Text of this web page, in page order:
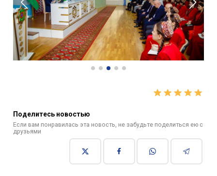
Поделитесь новостью
Если вам понравилась эта новость, не забудьте поделиться ею с
друзьями